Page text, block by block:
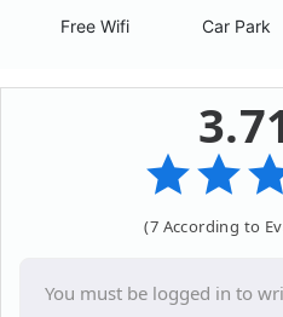
Free Wifi Car Park
(7 According to